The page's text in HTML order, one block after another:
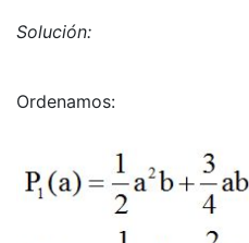
Solución:
Ordenamos: